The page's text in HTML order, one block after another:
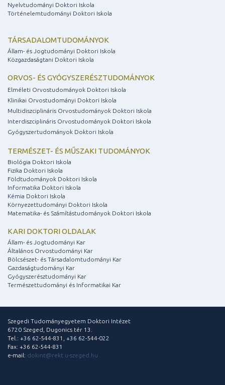
Nyelvtudományi Doktori Iskola
Történelemtudományi Doktori Iskola
TÁRSADALOMTUDOMÁNYOK
Állam- és Jogtudományi Doktori Iskola
Közgazdaságtani Doktori Iskola
ORVOS- ÉS GYÓGYSZERÉSZTUDOMÁNYOK
Elméleti Orvostudományok Doktori Iskola
Klinikai Orvostudományi Doktori Iskola
Multidiszciplináris Orvostudományok Doktori Iskola
Interdiszciplináris Orvostudományok Doktori Iskola
Gyógyszertudományok Doktori Iskola
TERMÉSZET- ÉS MŰSZAKI TUDOMÁNYOK
Biológia Doktori Iskola
Fizika Doktori Iskola
Földtudományok Doktori Iskola
Informatika Doktori Iskola
Kémia Doktori Iskola
Környezettudományi Doktori Iskola
Matematika- és Számítástudományok Doktori Iskola
KARI DOKTORI OLDALAK
Állam- és Jogtudományi Kar
Általános Orvostudományi Kar
Bölcsészet- és Társadalomtudományi Kar
Gazdaságtudományi Kar
Gyógyszerésztudományi Kar
Természettudományi és Informatikai Kar
Szegedi Tudományegyetem Doktori Intézet
6720 Szeged, Dugonics tér 13.
Tel.: +36 62-544-831, +36 62-544-022
Fax: +36 62-544-831
e-mail: dokint@rekt.u-szeged.hu